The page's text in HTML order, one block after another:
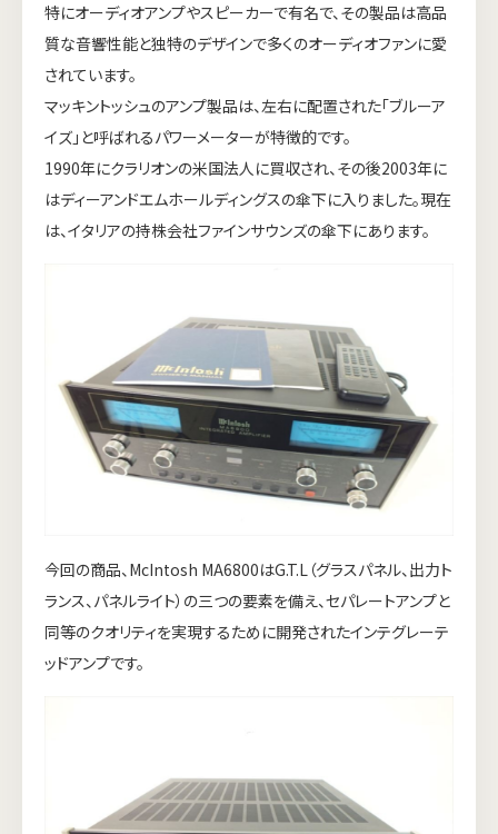
特にオーディオアンプやスピーカーで有名で、その製品は高品
質な音響性能と独特のデザインで多くのオーディオファンに愛
されています。
マッキントッシュのアンプ製品は、左右に配置された「ブルーア
イズ」と呼ばれるパワーメーターが特徴的です。
1990年にクラリオンの米国法人に買収され、その後2003年に
はディーアンドエムホールディングスの傘下に入りました。現在
は、イタリアの持株会社ファインサウンズの傘下にあります。
今回の商品、McIntosh MA6800はG.T.L（グラスパネル、出力ト
ランス、パネルライト）の三つの要素を備え、セパレートアンプと
同等のクオリティを実現するために開発されたインテグレーテ
ッドアンプです。